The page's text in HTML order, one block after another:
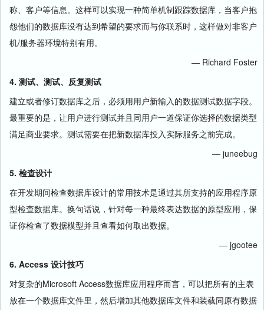
称、客户等信息。这样可以实现一种简单机制跟踪数据库，当客户抱
怨他们的数据库没有达到希望的要求而与你联系时，这样做对非客户
机/服务器环境特别有用。
— Richard Foster
4. 测试、测试、反复测试
建立或者修订数据库之后，必须用用户新输入的数据测试数据字段。
最重要的是，让用户进行测试并且同用户一道保证你选择的数据类型
满足商业要求。测试需要在把新数据库投入实际服务之前完成。
— juneebug
5. 检查设计
在开发期间检查数据库设计的常用技术是通过其所支持的应用程序原
型检查数据库。换句话说，针对每一种最终表达数据的原型应用，保
证你检查了数据模型并且查看如何取出数据。
— jgootee
6. Access 设计技巧
对复杂的Microsoft Access数据库应用程序而言，可以把所有的主表
放在一个数据库文件里，然后增加其他数据库文件和装载同原有数据